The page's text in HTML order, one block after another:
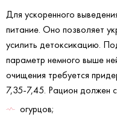
Для ускоренного
питание. Оно позволяет
усилить детоксикацию.
параметр немного выше
очищения требуется
7,35-7,45. Рацион должен
огурцов;